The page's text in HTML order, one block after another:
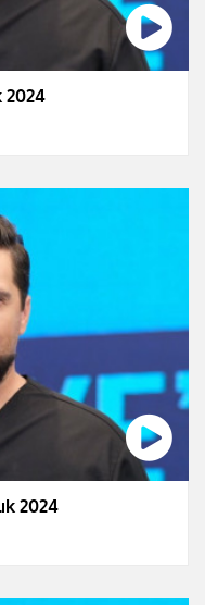
2024
2024